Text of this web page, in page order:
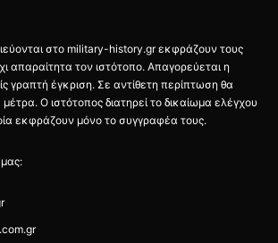
στο military-history.gr εκφράζουν τους
απαραίτητα τον ιστότοπο. Απαγορεύεται η
γραπτή έγκριση. Σε αντίθετη περίπτωση θα
Ο ιστότοπος διατηρεί το δικαίωμα ελέγχου
εκφράζουν μόνο το συγγραφέα τους.